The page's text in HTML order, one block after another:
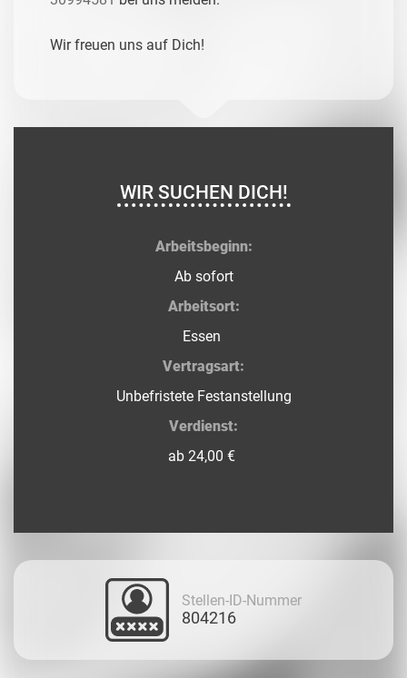
Wir freuen uns auf Dich!
WIR SUCHEN DICH!
Arbeitsbeginn:
Ab sofort
Arbeitsort:
Essen
Vertragsart:
Unbefristete Festanstellung
Verdienst:
ab 24,00 €
Stellen-ID-Nummer
804216